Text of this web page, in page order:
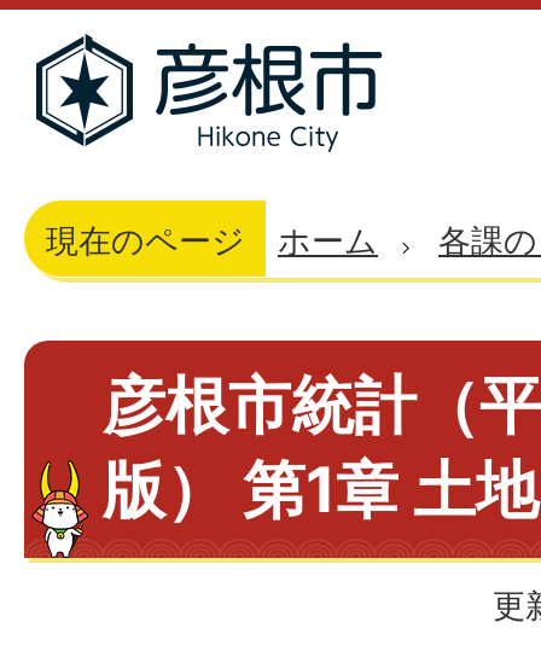
現在のページ ホーム 各課
彦根市統計（
版） 第1章 土
更